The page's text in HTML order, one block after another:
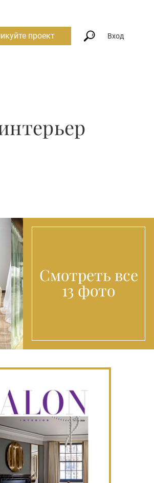
проект Вход
Смотреть все
13 фото